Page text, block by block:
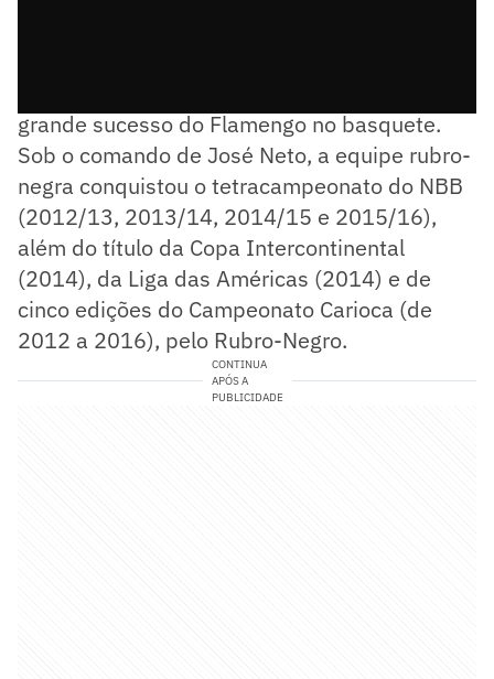
grande sucesso do Flamengo no basquete.
Sob o comando de José Neto, a equipe rubro-
negra conquistou o tetracampeonato do NBB
(2012/13, 2013/14, 2014/15 e 2015/16),
além do título da Copa Intercontinental
(2014), da Liga das Américas (2014) e de
cinco edições do Campeonato Carioca (de
2012 a 2016), pelo Rubro-Negro.
CONTINUA
APÓS A
PUBLICIDADE